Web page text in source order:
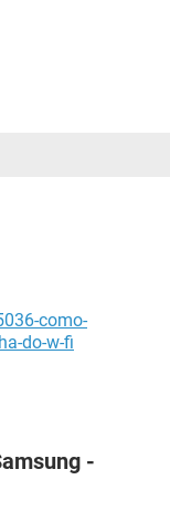
como-
do-w-fi
-